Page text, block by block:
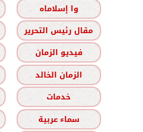
وا إسلاماه
مقال رئيس التحرير
فيديو الزمان
الزمان الخالد
خدمات
سماء عربية